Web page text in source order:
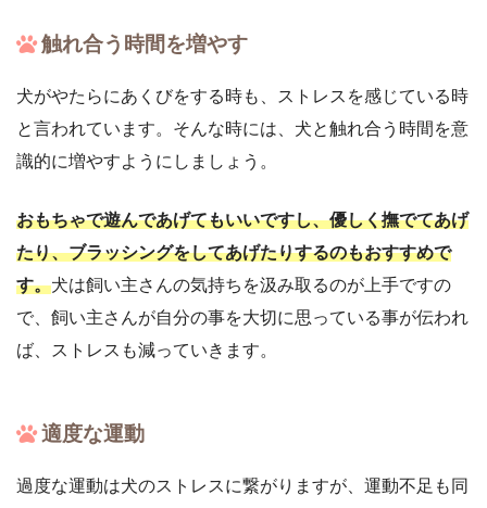
触れ合う時間を増やす
犬がやたらにあくびをする時も、ストレスを感じている時
と言われています。そんな時には、犬と触れ合う時間を意
識的に増やすようにしましょう。
おもちゃで遊んであげてもいいですし、優しく撫でてあげ
たり、ブラッシングをしてあげたりするのもおすすめで
す。犬は飼い主さんの気持ちを汲み取るのが上手ですの
で、飼い主さんが自分の事を大切に思っている事が伝われ
ば、ストレスも減っていきます。
適度な運動
過度な運動は犬のストレスに繋がりますが、運動不足も同